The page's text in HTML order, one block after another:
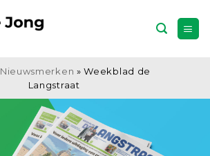
Nieuwsmerken »Weekblad de
Langstraat